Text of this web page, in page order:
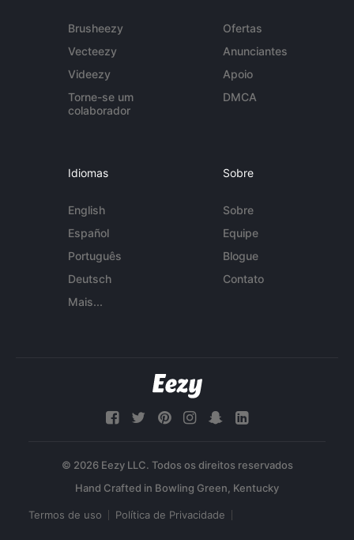
Brusheezy
Vecteezy
Videezy
Torne-se um
colaborador
Ofertas
Anunciantes
Apoio
DMCA
Idiomas
English
Español
Português
Deutsch
Mais...
Sobre
Sobre
Equipe
Blogue
Contato
© 2026 Eezy LLC. Todos os direitos reservados
Termos de uso Política de Privacidade